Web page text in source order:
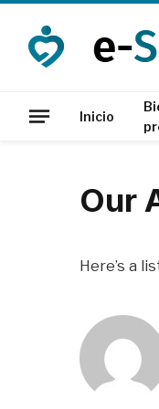
Inicio
Our
Here’s a